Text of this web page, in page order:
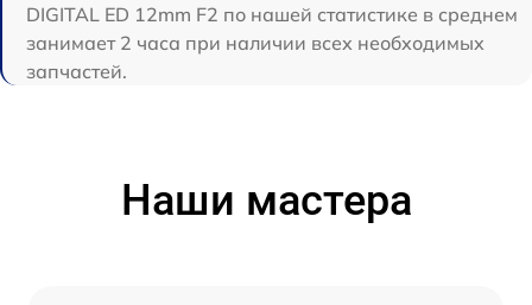
DIGITAL ED 12mm F2 по нашей статистике в среднем
занимает 2 часа при наличии всех необходимых
запчастей.
Наши мастера